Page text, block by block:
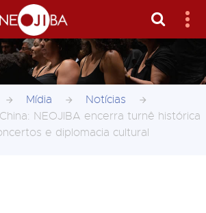
Mídia
Notícias
NEOJIBA encerra turnê histórica
e diplomacia cultural